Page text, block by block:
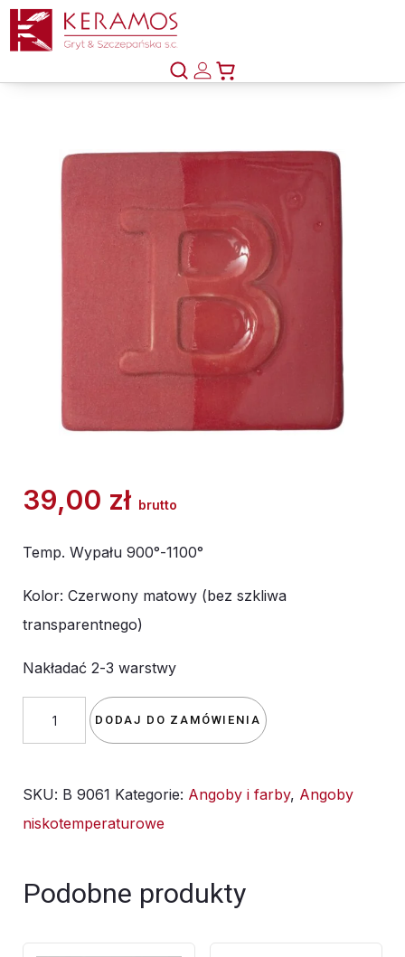
39,00 zł brutto
Temp. Wypału 900°-1100°
Kolor: Czerwony matowy (bez szkliwa
transparentnego)
Nakładać 2-3 warstwy
Angoba
9061
Czerwona-
200ml
DODAJ DO ZAMÓWIENIA
SKU: B 9061 Kategorie: Angoby i farby, Angoby
niskotemperaturowe
Podobne produkty